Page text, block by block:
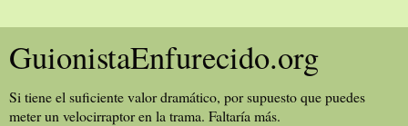
GuionistaEnfurecido.org
Si tiene el suficiente valor dramático, por supuesto que puedes
meter un velocirraptor en la trama. Faltaría más.